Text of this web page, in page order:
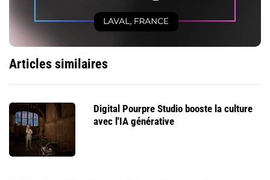
Articles similaires
Digital Pourpre Studio booste la culture
avec l'IA générative